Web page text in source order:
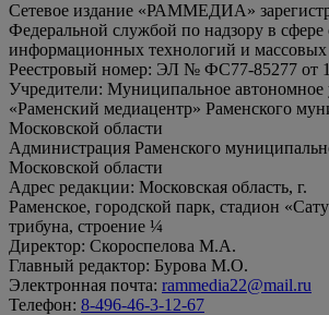
Сетевое издание «РАММЕДИА»
Федеральной службой по надзору в сфере
информационных технологий и
Реестровый номер: ЭЛ № ФС77-85277 от
Учредители: Муниципальное автономное
«Раменский медиацентр» Раменского
Московской области
Администрация Раменского
Московской области
Адрес редакции: Московская область, г.
Раменское, городской парк, стадион
трибуна, строение ¼
Директор: Скороспелова М.А.
Главный редактор: Бурова М.О.
Электронная почта: rammedia22@mail.ru
Телефон: 8-496-46-3-12-67